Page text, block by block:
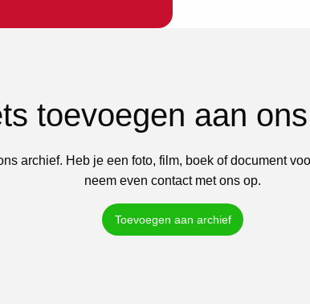
toevoegen aan
archief. Heb je een foto, film, boek of document
neem even contact met ons op.
Toevoegen aan archief